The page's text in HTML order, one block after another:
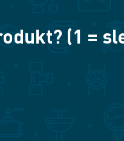
(1 =